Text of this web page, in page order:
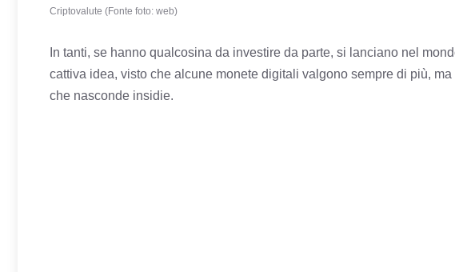
Criptovalute (Fonte foto: web)
In tanti, se hanno qualcosina da investire da parte, si lanciano nel
cattiva idea, visto che alcune monete digitali valgono sempre di più,
che nasconde insidie.